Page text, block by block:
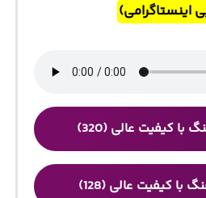
اینستاگرامی)
با کیفیت عالی (320)
با کیفیت عالی (128)